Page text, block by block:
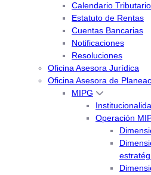
Calendario Tributario
Estatuto de Rentas
Cuentas Bancarias
Notificaciones
Resoluciones
Oficina Asesora Jurídica
Oficina Asesora de
MIPG
Operación